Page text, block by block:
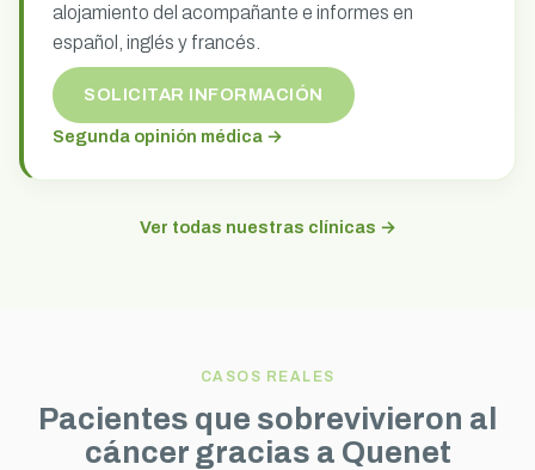
alojamiento del acompañante e informes en
español, inglés y francés.
SOLICITAR INFORMACIÓN
Segunda opinión médica →
Ver todas nuestras clínicas →
CASOS REALES
Pacientes que sobrevivieron al
cáncer gracias a Quenet